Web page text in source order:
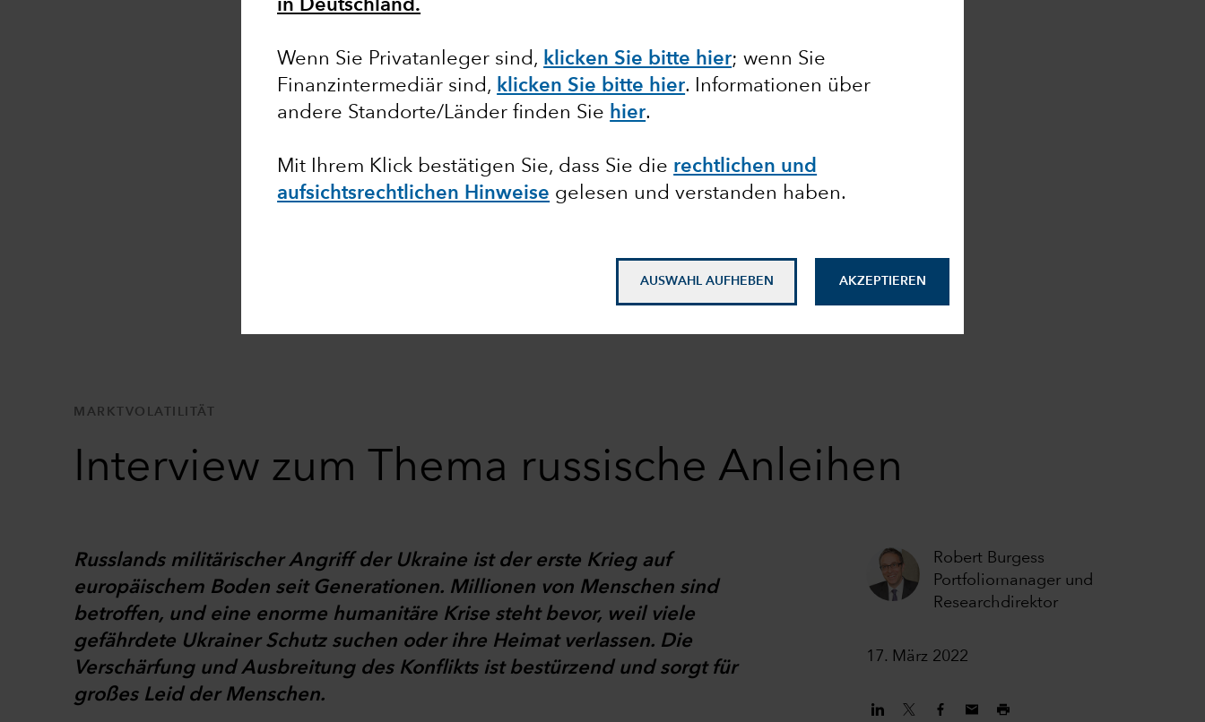
in Deutschland.
Wenn Sie Privatanleger sind, klicken Sie bitte hier; wenn Sie
Finanzintermediär sind, klicken Sie bitte hier. Informationen über
andere Standorte/Länder finden Sie hier.
Mit Ihrem Klick bestätigen Sie, dass Sie die rechtlichen und
aufsichtsrechtlichen Hinweise gelesen und verstanden haben.
AUSWAHL AUFHEBEN AKZEPTIEREN
MARKTVOLATILITÄT
Interview zum Thema russische Anleihen
Robert Burgess
Portfoliomanager und
Researchdirektor
17. März 2022
Russlands militärischer Angriff der Ukraine ist der erste Krieg auf
europäischem Boden seit Generationen. Millionen von Menschen sind
betroffen, und eine enorme humanitäre Krise steht bevor, weil viele
gefährdete Ukrainer Schutz suchen oder ihre Heimat verlassen. Die
Verschärfung und Ausbreitung des Konflikts ist bestürzend und sorgt für
großes Leid der Menschen.